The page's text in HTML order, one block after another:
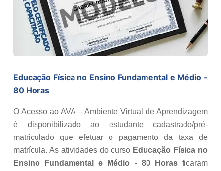
Educação Física no Ensino Fundamental e Médio -
80 Horas
O Acesso ao AVA – Ambiente Virtual de Aprendizagem
é disponibilizado ao estudante cadastrado/pré-
matriculado que efetuar o pagamento da taxa de
matrícula. As atividades do curso Educação Física no
Ensino Fundamental e Médio - 80 Horasficaram